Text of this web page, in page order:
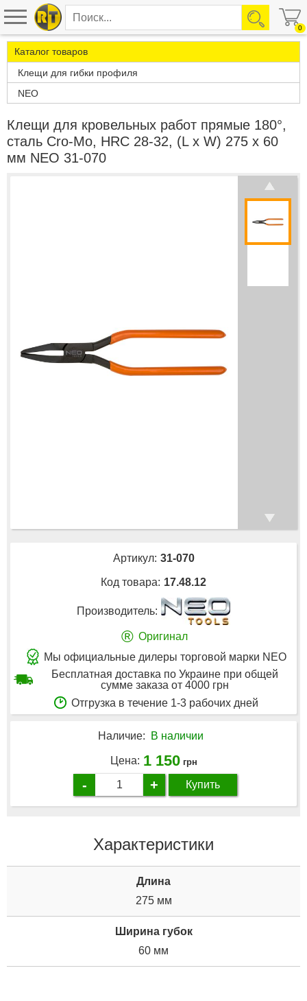
0
Каталог товаров
Клещи для гибки профиля
NEO
Клещи для кровельных работ прямые 180°,
сталь Cro-Mo, HRC 28-32, (L x W) 275 x 60
мм NEO 31-070
Артикул: 31-070
Код товара: 17.48.12
Производитель:
® Оригинал
Мы официальные дилеры торговой марки NEO
Бесплатная доставка по Украине при общей
сумме заказа от 4000 грн
Отгрузка в течение 1-3 рабочих дней
Наличие: В наличии
Цена: 1 150 грн
- + Купить
Характеристики
Длина
275 мм
Ширина губок
60 мм